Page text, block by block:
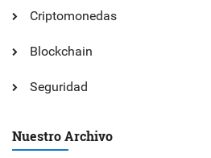
Criptomonedas
Blockchain
Seguridad
Nuestro Archivo